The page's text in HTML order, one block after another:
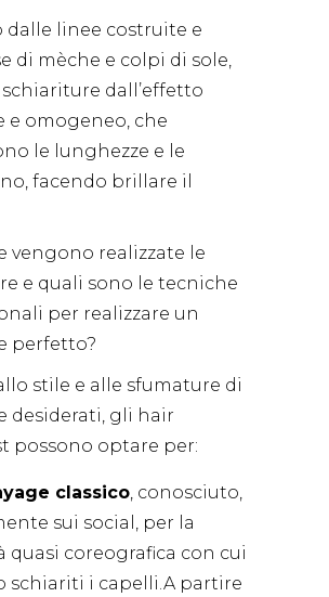
dalle linee costruite e
di mèche e colpi di sole,
dall’effetto
e omogeneo, che
le lunghezze e le
facendo brillare il
vengono realizzate le
e quali sono le tecniche
per realizzare un
perfetto?
stile e alle sfumature di
desiderati, gli hair
possono optare per:
classico, conosciuto,
sui social, per la
quasi coreografica con cui
schiariti i capelli.A partire